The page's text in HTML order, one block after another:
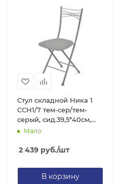
Стул складной Ника 1
ССН1/7 тем-сер/тем-
серый, сид.39,5*40см,
сталь/экокожа, h=48см
Мало
2 439 руб./шт
В корзину